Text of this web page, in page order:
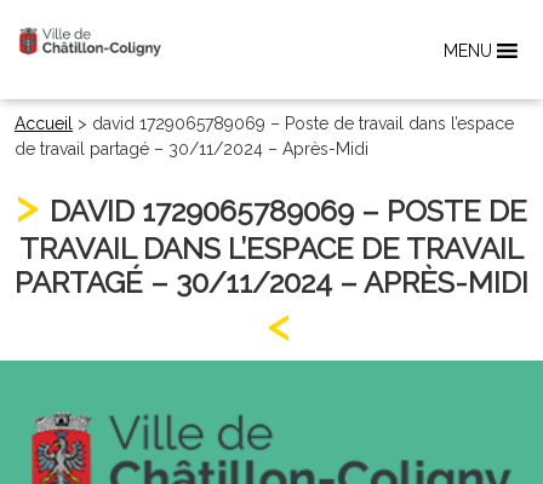
MENU
Accueil > david 1729065789069 – Poste de travail dans l’espace
de travail partagé – 30/11/2024 – Après-Midi
DAVID 1729065789069 – POSTE DE
TRAVAIL DANS L’ESPACE DE TRAVAIL
PARTAGÉ – 30/11/2024 – APRÈS-MIDI